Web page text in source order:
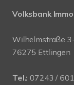
Volksbank
Wilhelmstraße
76275 Ettlingen
Tel.: 07243 /